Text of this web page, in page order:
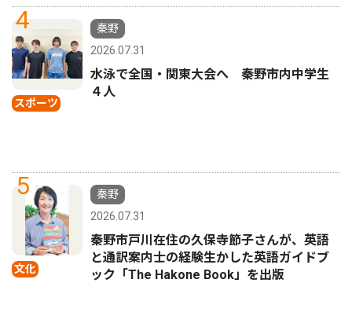
4
スポーツ
秦野
2026.07.31
水泳で全国・関東大会へ 秦野市内中学生
４人
5
文化
秦野
2026.07.31
秦野市戸川在住の久保寺節子さんが、英語
と通訳案内士の経験生かした英語ガイドブ
ック「The Hakone Book」を出版